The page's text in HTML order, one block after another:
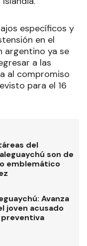
específicos y
en el
argentino ya se
a las
al compromiso
para el 16
del
son de
emblemático
Avanza
joven acusado